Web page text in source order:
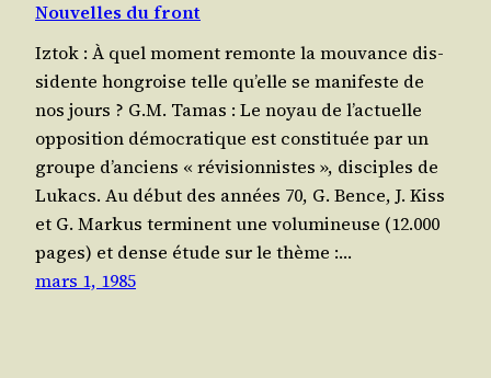
Nouvelles du front
Iztok : À quel moment remonte la mou­vance dis­
si­dente hon­groise telle qu’elle se mani­feste de
nos jours ? G.M. Tamas : Le noyau de l’ac­tuelle
oppo­si­tion démo­cra­tique est consti­tuée par un
groupe d’an­ciens « révi­sion­nistes », dis­ciples de
Lukacs. Au début des années 70, G. Bence, J. Kiss
et G. Mar­kus ter­minent une volu­mi­neuse (12.000
pages) et dense étude sur le thème :…
mars 1, 1985